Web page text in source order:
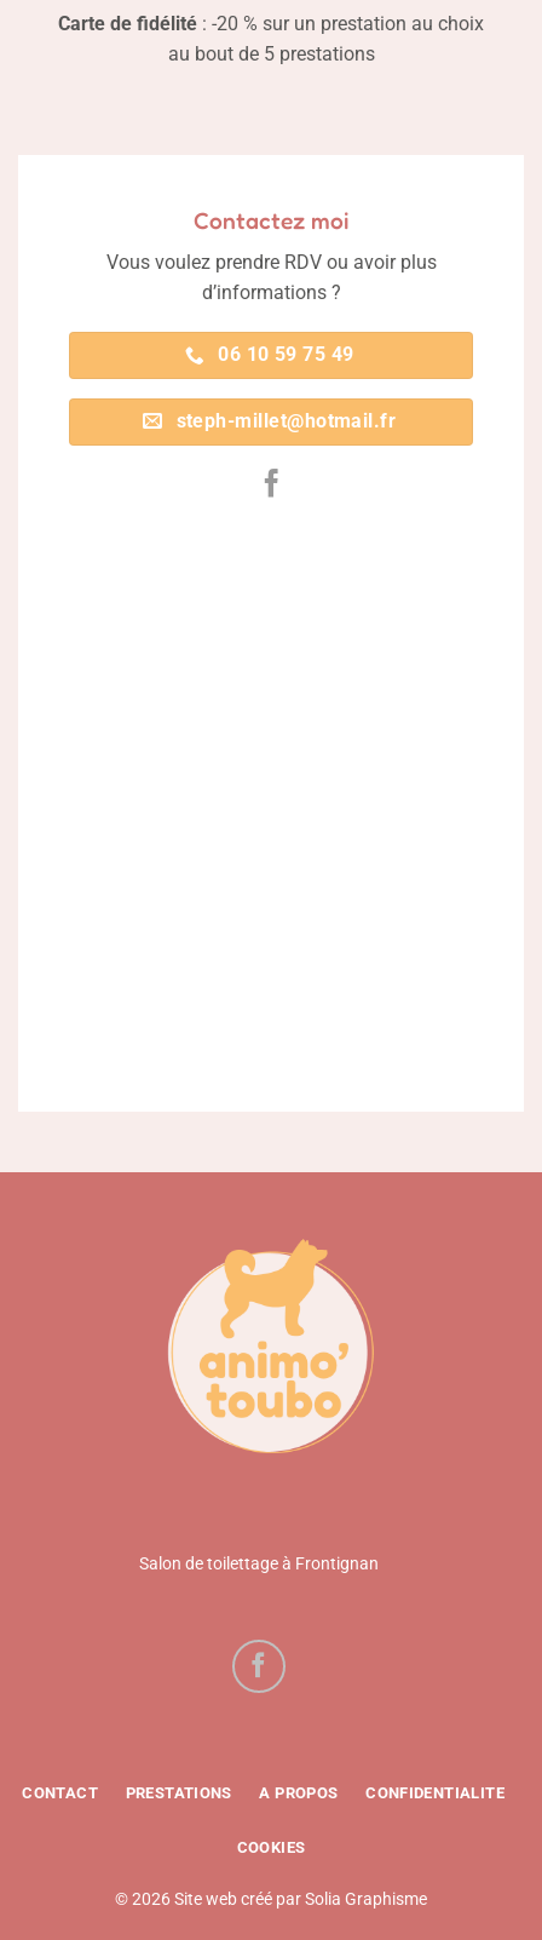
Carte de fidélité : -20 % sur un prestation au choix
au bout de 5 prestations
Contactez moi
Vous voulez prendre RDV ou avoir plus
d’informations ?
06 10 59 75 49
steph-millet@hotmail.fr
Salon de toilettage à Frontignan
CONTACT PRESTATIONS A PROPOS CONFIDENTIALITE
COOKIES
© 2026 Site web créé parSolia Graphisme